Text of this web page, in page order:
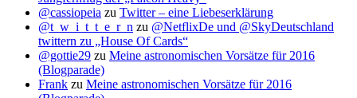
@cassiopeia zu Twitter – eine Liebeserklärung
@t_w_i_t_t_e_r_n zu @NetflixDe und @SkyDeutschland
twittern zu „House Of Cards“
@gottie29 zu Meine astronomischen Vorsätze für 2016
(Blogparade)
Frank zu Meine astronomischen Vorsätze für 2016